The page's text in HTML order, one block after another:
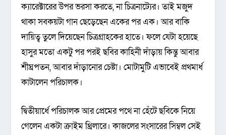
ক্যারেক্টারের উপর ভরসা করতে, না চিত্রনাট্যের। তাই মজুদ
থাকা সবকয়টা গান ছেড়েছেন একের পর এক। আর বাকি
দায়িত্ব তুলে দিয়েছেন চিত্রগ্রাহকের হাতে। ফলে যেটা হয়েছে
হাসুর মতো একটু পর পরই ছবির কাহিনী দাঁড়ায় কিন্তু আবার
শীঘ্রপতন, আবার দাঁড়ানোর চেষ্টা। মোটামুটি এভাবেই প্রথমার্ধ
কাটালেন পরিচালক।
দ্বিতীয়ার্ধে পরিচালক আর প্রেমের পথে না হেঁটে ছবিকে নিয়ে
গেলেন একটা ক্রাইম থ্রিলারে। কাজলের সংসারের সিম্বল সেই